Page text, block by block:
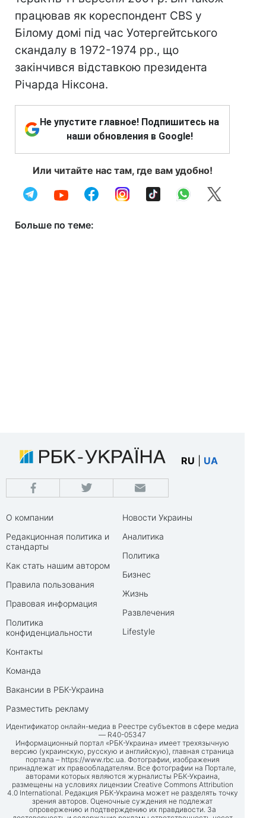
працював як кореспондент CBS у
Білому домі під час Уотергейтського
скандалу в 1972-1974 рр., що
закінчився відставкою президента
Річарда Ніксона.
Не упустите главное! Подпишитесь на
наши обновления в Google!
Или читайте нас там, где вам удобно!
Больше по теме:
RU UA
О компании
Редакционная политика и
стандарты
Как стать нашим автором
Правила пользования
Правовая информация
Политика
конфиденциальности
Контакты
Команда
Вакансии в РБК-Украина
Разместить рекламу
Новости Украины
Аналитика
Политика
Бизнес
Жизнь
Развлечения
Lifestyle
Идентификатор онлайн-медиа в Реестре субъектов в сфере медиа
— R40-05347
Информационный портал «РБК-Украина» имеет трехязычную
версию (украинскую, русскую и английскую), главная страница
портала – https://www.rbc.ua. Фотографии, изображения
принадлежат их правообладателям. Все фотографии на Портале,
авторами которых являются журналисты РБК-Украина,
размещены на условиях лицензии Creative Commons Attribution
4.0 International. Редакция РБК-Украина может не разделять точку
зрения авторов. Оценочные суждения не подлежат
опровержению и подтверждению их правдивости. За